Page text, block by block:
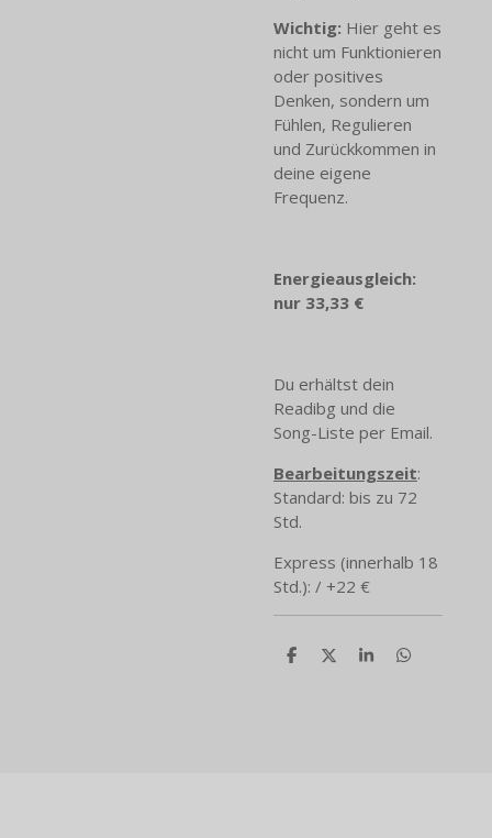
Wichtig: Hier geht es
nicht um Funktionieren
oder positives
Denken, sondern um
Fühlen, Regulieren
und Zurückkommen in
deine eigene
Frequenz.
Energieausgleich:
nur 33,33 €
Du erhältst dein
Readibg und die
Song-Liste per Email.
Bearbeitungszeit:
Standard: bis zu 72
Std.
Express (innerhalb 18
Std.): / +22 €
T
T
T
T